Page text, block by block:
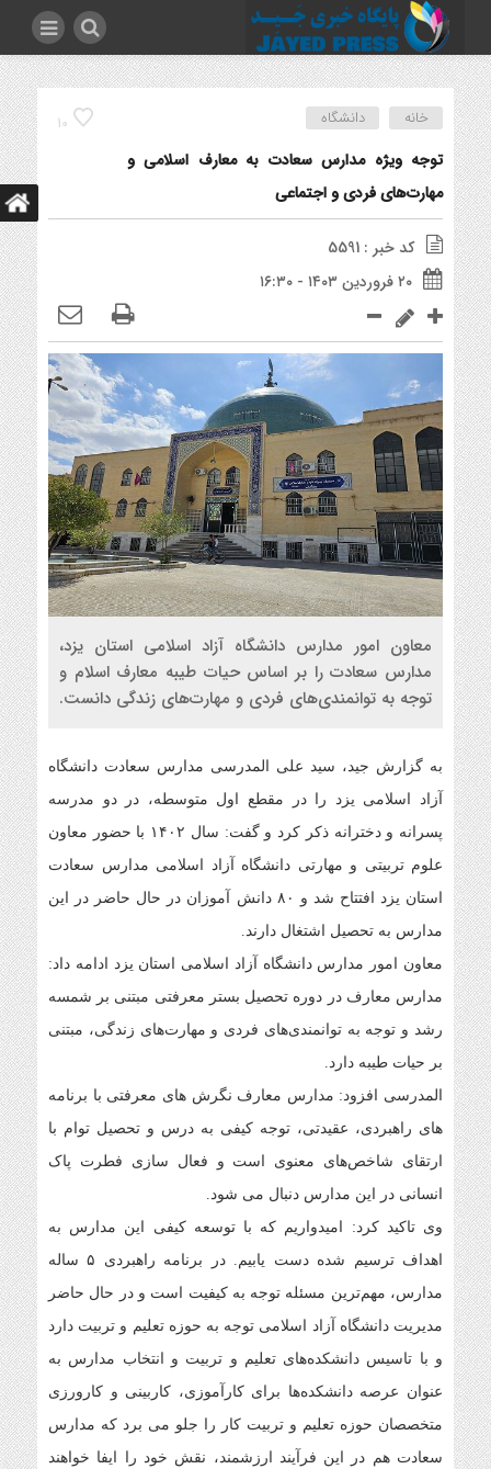
10 خانه دانشگاه
توجه ویژه مدارس سعادت به معارف اسلامی و
مهارت‌های فردی و اجتماعی
کد خبر : 5591
۲۰ فروردین ۱۴۰۳ - ۱۶:۳۰
معاون امور مدارس دانشگاه آزاد اسلامی استان یزد،
مدارس سعادت را بر اساس حیات طیبه معارف اسلام و
توجه به توانمندی‌های فردی و مهارت‌های زندگی دانست.
به گزارش جید، سید علی المدرسی مدارس سعادت دانشگاه
آزاد اسلامی یزد را در مقطع اول متوسطه، در دو مدرسه
پسرانه و دخترانه ذکر کرد و گفت: سال ۱۴۰۲ با حضور معاون
علوم تربیتی و مهارتی دانشگاه آزاد اسلامی مدارس سعادت
استان یزد افتتاح شد و ۸۰ دانش آموزان در حال حاضر در این
مدارس به تحصیل اشتغال دارند.
معاون امور مدارس دانشگاه آزاد اسلامی استان یزد ادامه داد:
مدارس معارف در دوره تحصیل بستر معرفتی مبتنی بر شمسه
رشد و توجه به توانمندی‌های فردی و مهارت‌های زندگی، مبتنی
بر حیات طیبه دارد.
المدرسی افزود: مدارس معارف نگرش های معرفتی با برنامه
های راهبردی، عقیدتی، توجه کیفی به درس و تحصیل توام با
ارتقای شاخص‌های معنوی است و فعال سازی فطرت پاک
انسانی در این مدارس دنبال می شود.
وی تاکید کرد: امیدواریم که با توسعه کیفی این مدارس به
اهداف ترسیم شده دست یابیم. در برنامه راهبردی ۵ ساله
مدارس، مهم‌ترین مسئله توجه به کیفیت است و در حال حاضر
مدیریت دانشگاه آزاد اسلامی توجه به حوزه تعلیم و تربیت دارد
و با تاسیس دانشکده‌های تعلیم و تربیت و انتخاب مدارس به
عنوان عرصه دانشکده‌ها برای کارآموزی، کاربینی و کارورزی
متخصصان حوزه تعلیم و تربیت کار را جلو می برد که مدارس
سعادت هم در این فرآیند ارزشمند، نقش خود را ایفا خواهند